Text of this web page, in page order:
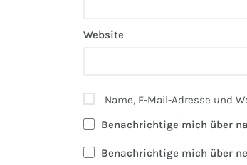
Website
Name, E-Mail-Adresse und
Benachrichtige mich über
Benachrichtige mich über